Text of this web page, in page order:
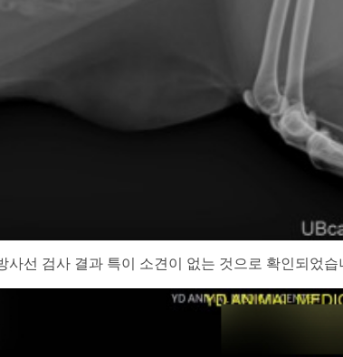
사선 검사 결과 특이 소견이 없는 것으로 확인되었습